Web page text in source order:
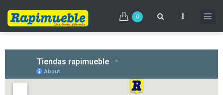
contenido
0